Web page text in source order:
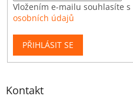
Vložením e-mailu souhlasíte s
osobních údajů
PŘIHLÁSIT SE
Kontakt